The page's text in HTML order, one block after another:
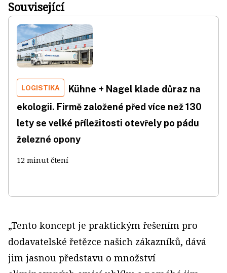
Související
LOGISTIKA
Kühne + Nagel klade důraz na
ekologii. Firmě založené před více než 130
lety se velké příležitosti otevřely po pádu
železné opony
12 minut čtení
„Tento koncept je praktickým řešením pro
dodavatelské řetězce našich zákazníků, dává
jim jasnou představu o množství